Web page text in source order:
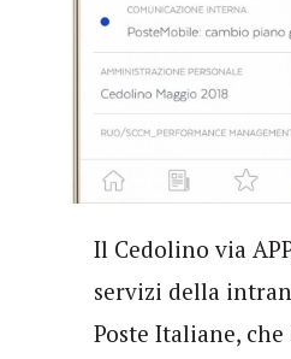
Il Cedolino via
servizi della
Poste Italiane, che